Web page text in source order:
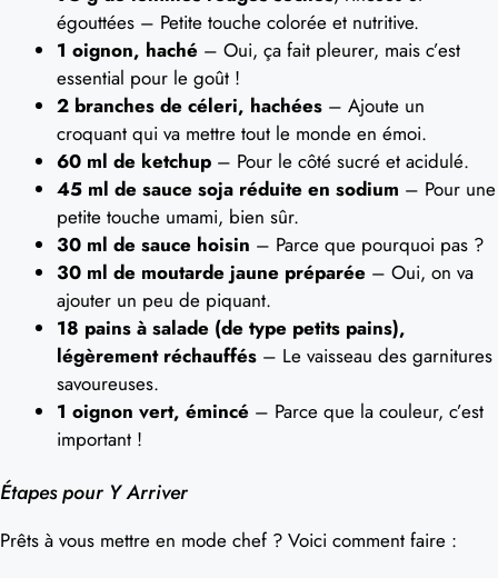
égouttées – Petite touche colorée et nutritive.
1 oignon, haché – Oui, ça fait pleurer, mais c’est
essential pour le goût !
2 branches de céleri, hachées – Ajoute un
croquant qui va mettre tout le monde en émoi.
60 ml de ketchup – Pour le côté sucré et acidulé.
45 ml de sauce soja réduite en sodium – Pour une
petite touche umami, bien sûr.
30 ml de sauce hoisin – Parce que pourquoi pas ?
30 ml de moutarde jaune préparée – Oui, on va
ajouter un peu de piquant.
18 pains à salade (de type petits pains),
légèrement réchauffés – Le vaisseau des garnitures
savoureuses.
1 oignon vert, émincé – Parce que la couleur, c’est
important !
Étapes pour Y Arriver
Prêts à vous mettre en mode chef ? Voici comment faire :